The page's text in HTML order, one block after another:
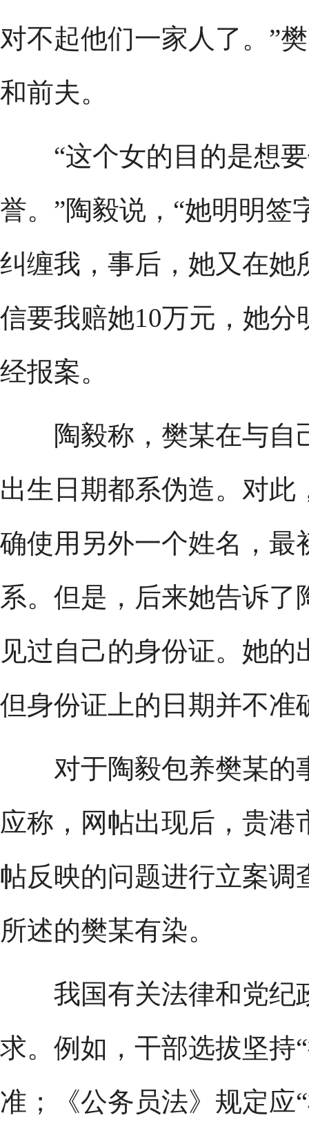
对不起他们一家人了。”
和前夫。
“这个女的目的是想要
誉。”陶毅说，“她明明签
纠缠我，事后，她又在她
信要我赔她10万元，她分
经报案。
陶毅称，樊某在与自
出生日期都系伪造。对
确使用另外一个姓名，最
系。但是，后来她告诉
见过自己的身份证。她
但身份证上的日期并不准
对于陶毅包养樊某的
应称，网帖出现后，贵
帖反映的问题进行立案调
所述的樊某有染。
我国有关法律和党纪
求。例如，干部选拔坚持
准；《公务员法》规定应